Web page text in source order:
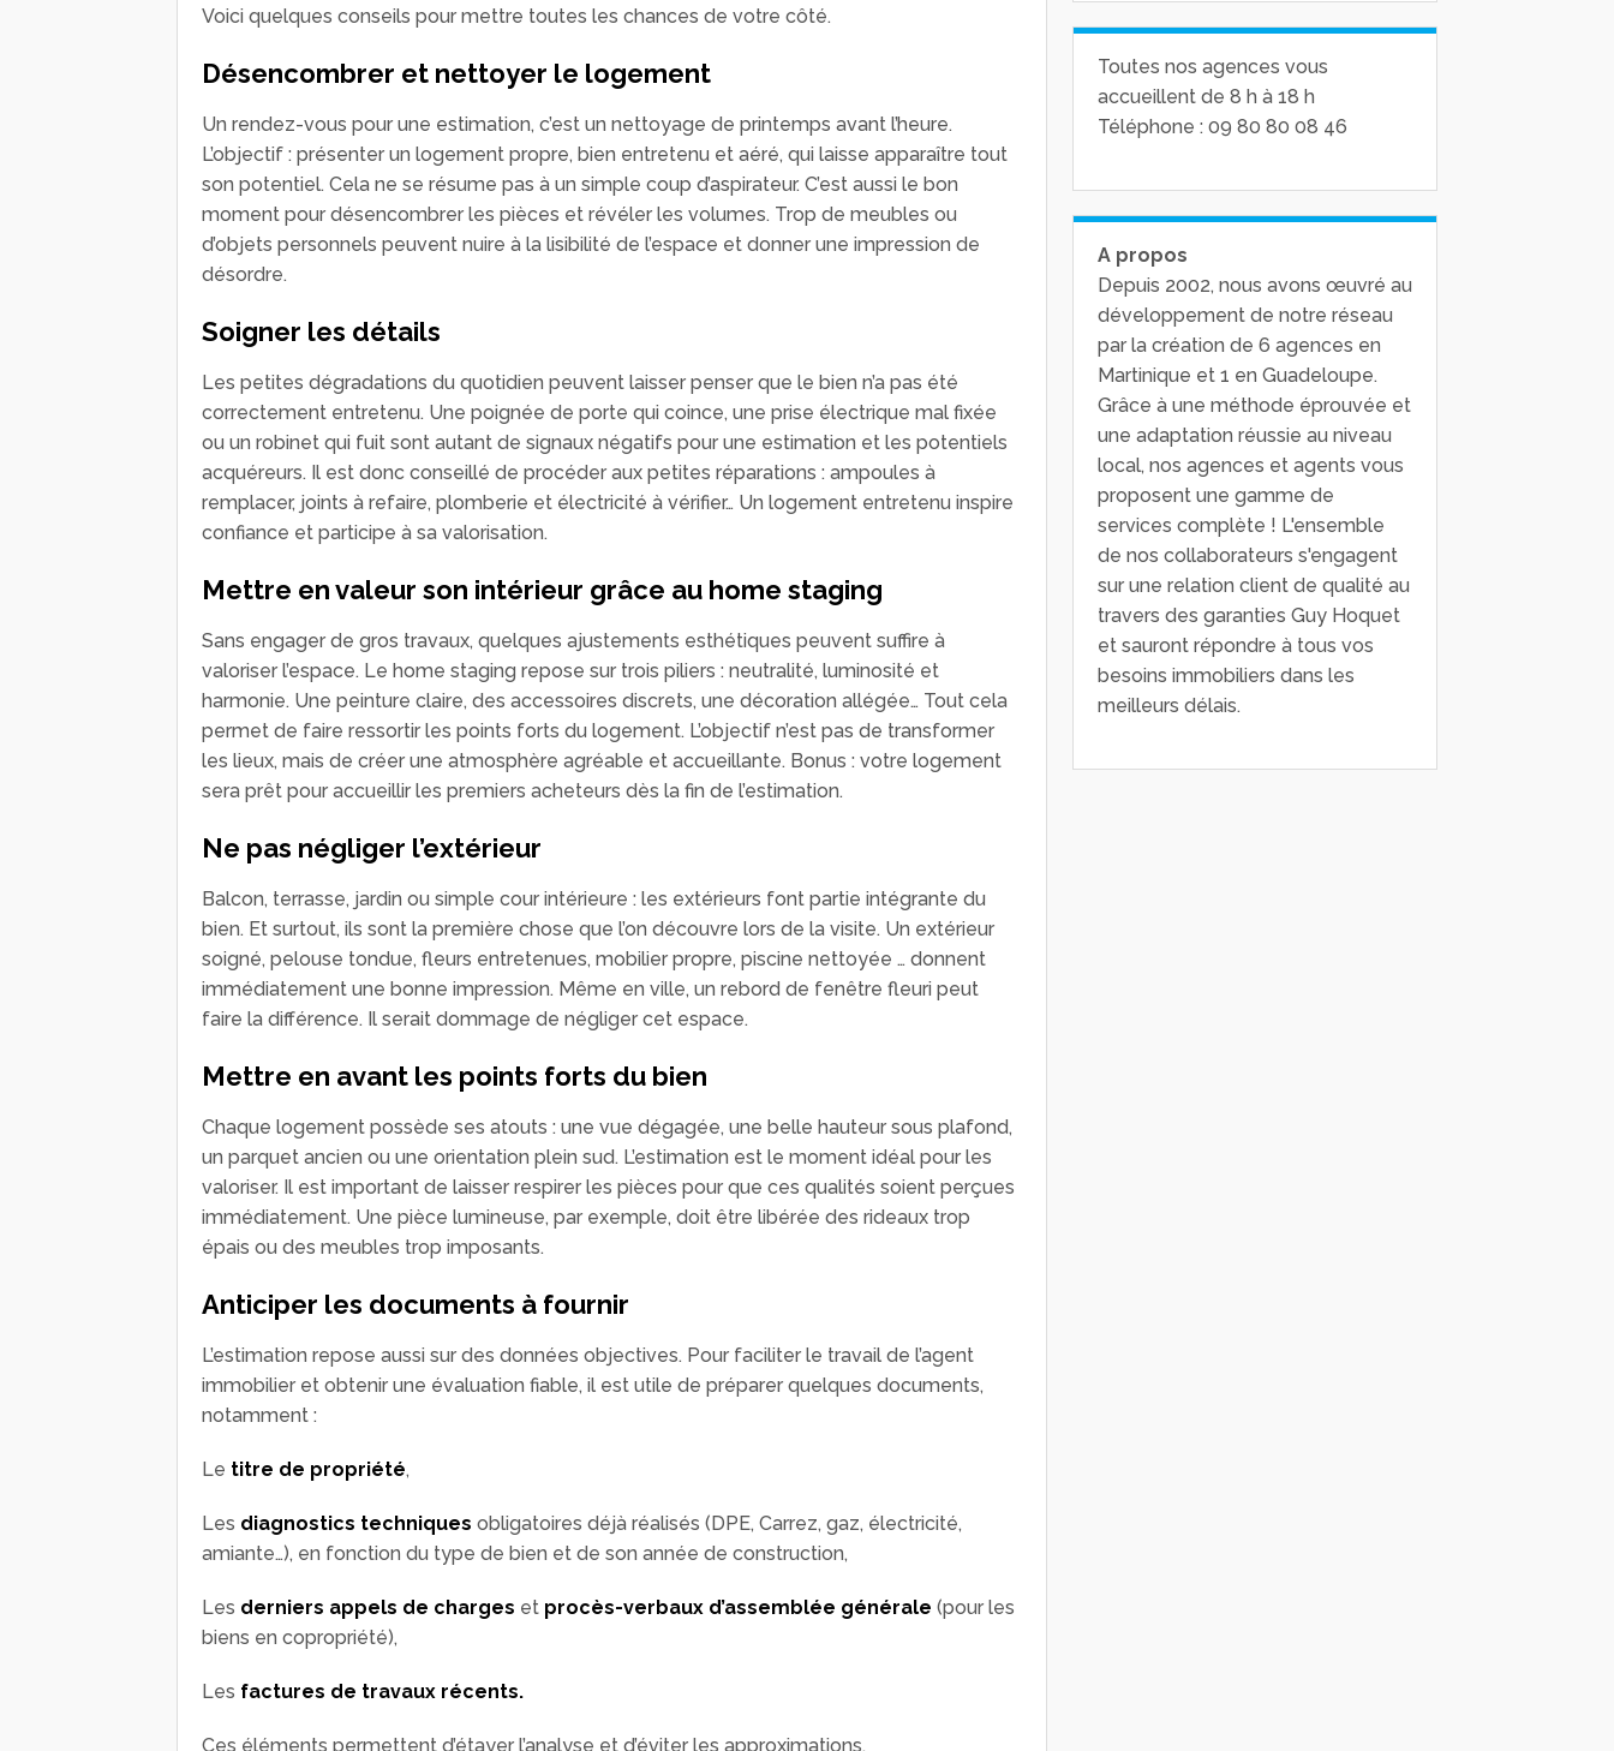
Voici quelques conseils pour mettre toutes les chances de votre côté.
Désencombrer et nettoyer le logement
Un rendez-vous pour une estimation, c’est un nettoyage de printemps avant l’heure.
L’objectif : présenter un logement propre, bien entretenu et aéré, qui laisse apparaître tout
son potentiel. Cela ne se résume pas à un simple coup d’aspirateur. C’est aussi le bon
moment pour désencombrer les pièces et révéler les volumes. Trop de meubles ou
d’objets personnels peuvent nuire à la lisibilité de l’espace et donner une impression de
désordre.
Soigner les détails
Les petites dégradations du quotidien peuvent laisser penser que le bien n’a pas été
correctement entretenu. Une poignée de porte qui coince, une prise électrique mal fixée
ou un robinet qui fuit sont autant de signaux négatifs pour une estimation et les potentiels
acquéreurs. Il est donc conseillé de procéder aux petites réparations : ampoules à
remplacer, joints à refaire, plomberie et électricité à vérifier… Un logement entretenu inspire
confiance et participe à sa valorisation.
Mettre en valeur son intérieur grâce au home staging
Sans engager de gros travaux, quelques ajustements esthétiques peuvent suffire à
valoriser l’espace. Le home staging repose sur trois piliers : neutralité, luminosité et
harmonie. Une peinture claire, des accessoires discrets, une décoration allégée… Tout cela
permet de faire ressortir les points forts du logement. L’objectif n’est pas de transformer
les lieux, mais de créer une atmosphère agréable et accueillante. Bonus : votre logement
sera prêt pour accueillir les premiers acheteurs dès la fin de l’estimation.
Ne pas négliger l’extérieur
Balcon, terrasse, jardin ou simple cour intérieure : les extérieurs font partie intégrante du
bien. Et surtout, ils sont la première chose que l’on découvre lors de la visite. Un extérieur
soigné, pelouse tondue, fleurs entretenues, mobilier propre, piscine nettoyée … donnent
immédiatement une bonne impression. Même en ville, un rebord de fenêtre fleuri peut
faire la différence. Il serait dommage de négliger cet espace.
Mettre en avant les points forts du bien
Chaque logement possède ses atouts : une vue dégagée, une belle hauteur sous plafond,
un parquet ancien ou une orientation plein sud. L’estimation est le moment idéal pour les
valoriser. Il est important de laisser respirer les pièces pour que ces qualités soient perçues
immédiatement. Une pièce lumineuse, par exemple, doit être libérée des rideaux trop
épais ou des meubles trop imposants.
Anticiper les documents à fournir
L’estimation repose aussi sur des données objectives. Pour faciliter le travail de l’agent
immobilier et obtenir une évaluation fiable, il est utile de préparer quelques documents,
notamment :
Le titre de propriété,
Les diagnostics techniques obligatoires déjà réalisés (DPE, Carrez, gaz, électricité,
amiante…), en fonction du type de bien et de son année de construction,
Les derniers appels de charges et procès-verbaux d’assemblée générale (pour les
biens en copropriété),
Les factures de travaux récents.
Ces éléments permettent d’étayer l’analyse et d’éviter les approximations.
Toutes nos agences vous
accueillent de 8 h à 18 h
Téléphone : 09 80 80 08 46
A propos
Depuis 2002, nous avons œuvré au
développement de notre réseau
par la création de 6 agences en
Martinique et 1 en Guadeloupe.
Grâce à une méthode éprouvée et
une adaptation réussie au niveau
local, nos agences et agents vous
proposent une gamme de
services complète ! L'ensemble
de nos collaborateurs s'engagent
sur une relation client de qualité au
travers des garanties Guy Hoquet
et sauront répondre à tous vos
besoins immobiliers dans les
meilleurs délais.